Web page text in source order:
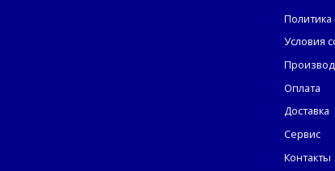
диапазоне спектра воздействует местно
в УЗОЛ-01 "Ч" Кавитар, позволяет произвести:
плёнок бактерий;
Условия
Оплата
Доставка
Сервис
Контакты